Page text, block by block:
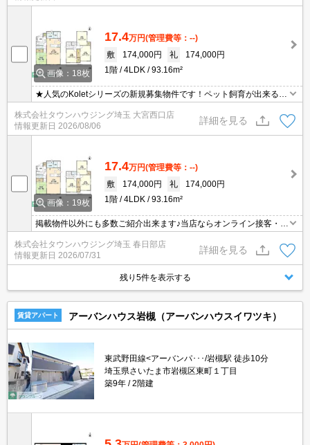
画像：18枚
17.4万円(管理費等：--)
敷
174,000円 礼
174,000円
1階
4LDK 93.16m²
★人気のKoletシリーズの新規募集物件です！ペット飼育が出来る賃
貸物件です♪
株式会社タウンハウジング埼玉 大宮西口店
情報更新日 2026/08/06
詳細を見る
画像：19枚
17.4万円(管理費等：--)
敷
174,000円 礼
174,000円
1階
4LDK 93.16m²
掲載物件以外にも多数ご紹介出来ます♪当店ならオンライン接客・内
見可能です！メールでのお問い合わせの際は、電話番号も記載頂き
ますとスムーズに御対応できます♪
株式会社タウンハウジング埼玉 春日部店
情報更新日 2026/07/31
詳細を見る
残り5件を表示する
賃貸アパート アーバンハウス岩槻（アーバンハウスイワツキ）
東武野田線<アーバンパ･･･/岩槻駅 徒歩10分
埼玉県さいたま市岩槻区東町１丁目
築9年
2階建